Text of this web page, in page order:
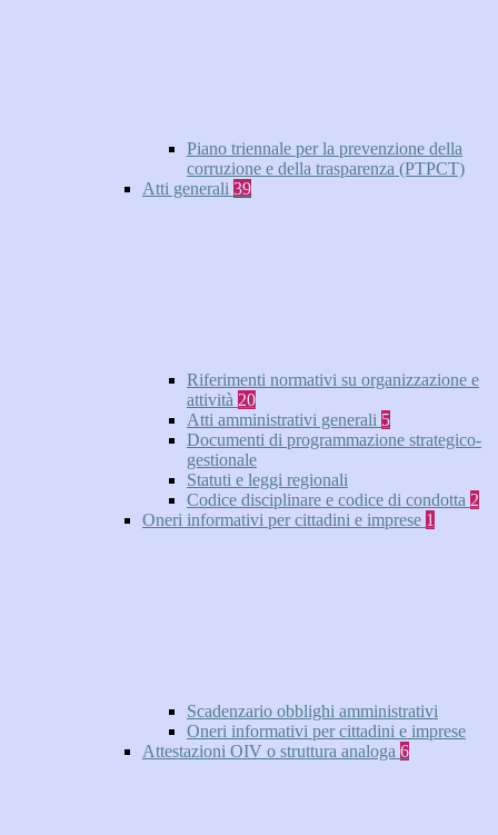
Piano triennale per la prevenzione della
corruzione e della trasparenza (PTPCT)
Atti generali 39
Riferimenti normativi su organizzazione e
attività 20
Atti amministrativi generali 5
Documenti di programmazione strategico-
gestionale
Statuti e leggi regionali
Codice disciplinare e codice di condotta 2
Oneri informativi per cittadini e imprese 1
Scadenzario obblighi amministrativi
Oneri informativi per cittadini e imprese
Attestazioni OIV o struttura analoga 6